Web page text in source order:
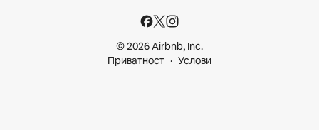
© 2026 Airbnb, Inc.
Приватност
Услови